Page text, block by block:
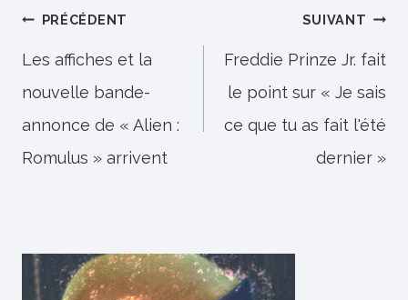
Navigation
de
l’article
PRÉCÉDENT
Les affiches et la
nouvelle bande-
annonce de « Alien :
Romulus » arrivent
SUIVANT
Freddie Prinze Jr. fait
le point sur « Je sais
ce que tu as fait l'été
dernier »